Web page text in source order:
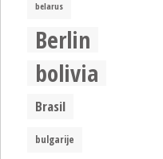
belarus
Berlin
bolivia
Brasil
bulgarije